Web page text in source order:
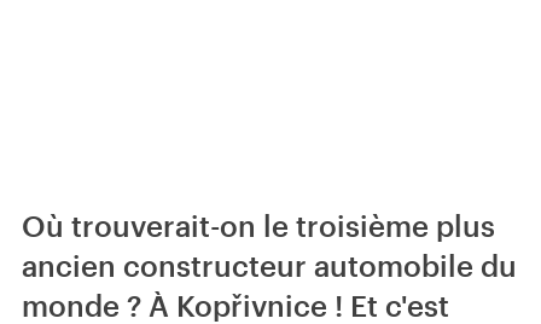
Où trouverait-on le troisième plus
ancien constructeur automobile du
monde ? À Kopřivnice ! Et c'est